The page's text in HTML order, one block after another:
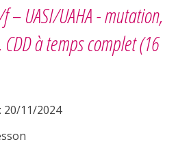
– UASI/UAHA -mutation,
à temps complet(16
20/11/2024